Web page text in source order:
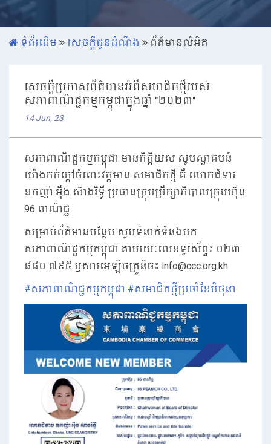
ទំព័រដើម សេចក្តីជូនដំណឹង ព័ត៍មានលំអិត
សេចក្តីប្រកាសព័ត៌មានអំពីសមាជិកថ្មីរបស់
សភាពាណិជ្ជកម្មកម្ពុជាក្នុងឆ្នាំ "២០២៣"
14 Jun, 23
សភាពាណិជ្ជកម្មកម្ពុជា មានកិត្តិយស សូមស្វាគមន៍
យ៉ាងកក់ក្តៅចំពោះវត្តមាន សមាជិកថ្មី គឺ លោកជំទាវ
ឧកញ៉ា អុឹង ស៊ាងរិទ្ធី ប្រធានក្រុមប្រឹក្សាភិបាលក្រុមហ៊ុន
96 ពាណិជ្ជ
សម្រាប់ព័ត៌មានបន្ថែម សូមទំនាក់ទំនងមក
សភាពាណិជ្ជកម្មកម្ពុជា តាមរយៈលេខទូរស័ព្ទ៖ ០២៣
៨៨០ ៧៩៥ ឫសារអេឡិចត្រូនិច៖ info@ccc.org.kh
#សភាពាណិជ្ជកម្មកម្ពុជា #សមាជិកថ្មីប្រចាំខែមិថុនា